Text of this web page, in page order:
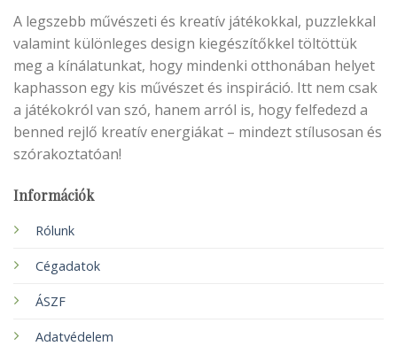
A legszebb művészeti és kreatív játékokkal, puzzlekkal
valamint különleges design kiegészítőkkel töltöttük
meg a kínálatunkat, hogy mindenki otthonában helyet
kaphasson egy kis művészet és inspiráció. Itt nem csak
a játékokról van szó, hanem arról is, hogy felfedezd a
benned rejlő kreatív energiákat – mindezt stílusosan és
szórakoztatóan!
Információk
Rólunk
Cégadatok
ÁSZF
Adatvédelem